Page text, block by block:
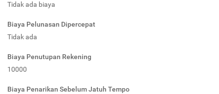
Tidak ada biaya
Biaya Pelunasan Dipercepat
Tidak ada
Biaya Penutupan Rekening
10000
Biaya Penarikan Sebelum Jatuh Tempo